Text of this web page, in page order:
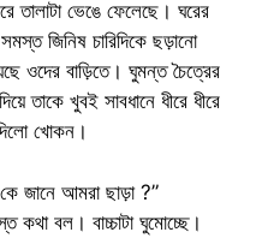
তালাটা ভেঙে ফেলেছে। ঘরের
জিনিষ চারিদিকে ছড়ানো
ওদের বাড়িতে। ঘুমন্ত চৈত্রের
তাকে খুবই সাবধানে ধীরে ধীরে
খোকন।
জানে আমরা ছাড়া ?”
বল। বাচ্চাটা ঘুমোচ্ছে।